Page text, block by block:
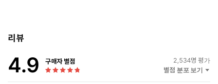
리뷰
4.9 구매자 별점 2,534명 평가
별점 분포 보기